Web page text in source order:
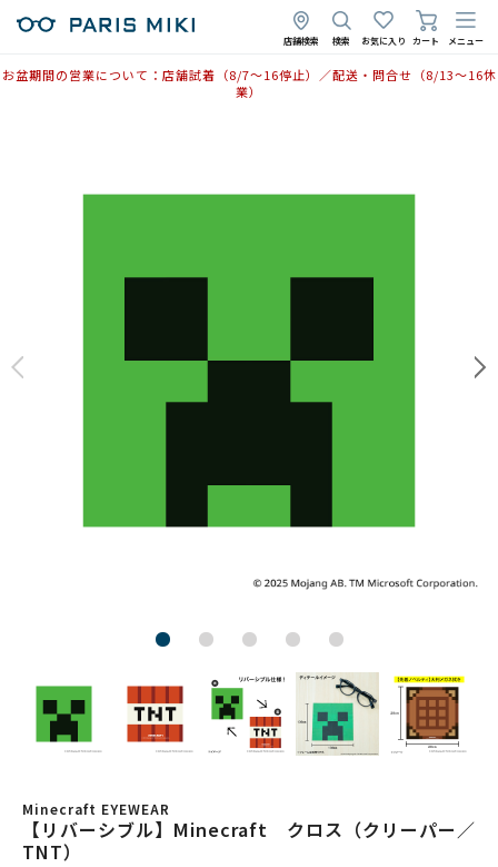
店舗検索 検索 お気に入り カート メニュー
お盆期間の営業について：店舗試着（8/7〜16停止）／配送・問合せ（8/13〜16休
業）
Minecraft EYEWEAR
【リバーシブル】Minecraft クロス（クリーパー／
TNT）